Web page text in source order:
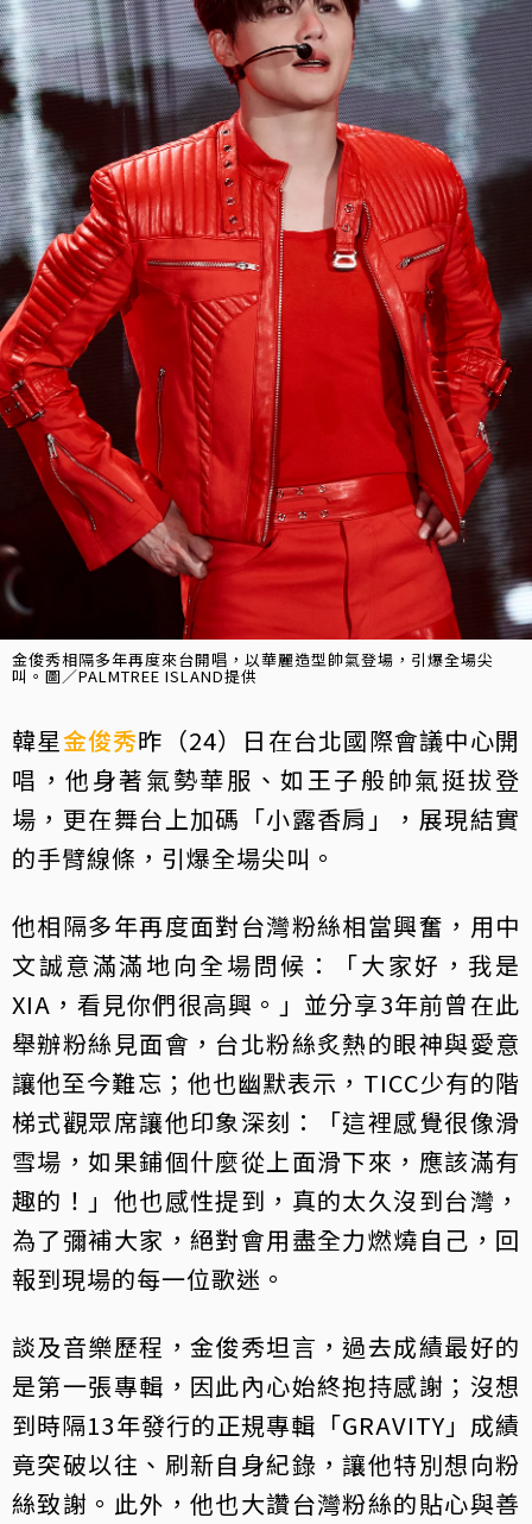
金俊秀相隔多年再度來台開唱，以華麗造型帥氣登場，引爆全場尖
叫。圖／PALMTREE ISLAND提供
韓星金俊秀昨（24）日在台北國際會議中心開
唱，他身著氣勢華服、如王子般帥氣挺拔登
場，更在舞台上加碼「小露香肩」，展現結實
的手臂線條，引爆全場尖叫。
他相隔多年再度面對台灣粉絲相當興奮，用中
文誠意滿滿地向全場問候：「大家好，我是
XIA，看見你們很高興。」並分享3年前曾在此
舉辦粉絲見面會，台北粉絲炙熱的眼神與愛意
讓他至今難忘；他也幽默表示，TICC少有的階
梯式觀眾席讓他印象深刻：「這裡感覺很像滑
雪場，如果鋪個什麼從上面滑下來，應該滿有
趣的！」他也感性提到，真的太久沒到台灣，
為了彌補大家，絕對會用盡全力燃燒自己，回
報到現場的每一位歌迷。
談及音樂歷程，金俊秀坦言，過去成績最好的
是第一張專輯，因此內心始終抱持感謝；沒想
到時隔13年發行的正規專輯「GRAVITY」成績
竟突破以往、刷新自身紀錄，讓他特別想向粉
絲致謝。此外，他也大讚台灣粉絲的貼心與善